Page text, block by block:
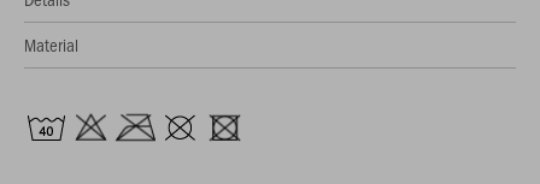
Material